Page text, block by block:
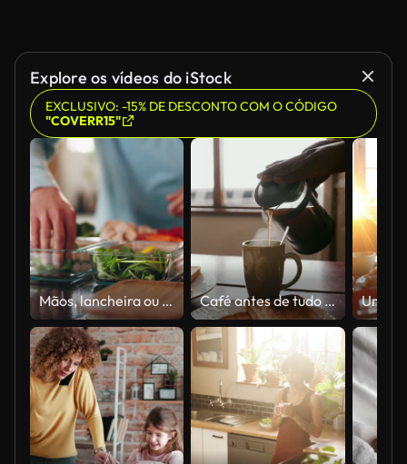
Explore os vídeos do iStock
EXCLUSIVO: -15% DE DESCONTO COM O CÓDIGO
"COVERR15"
Mãos, lancheira ou embalagem de alimentos para cozinhar salada, preparação de refeições ou nutrição vegana na cozinha. Legumes saudáveis, casa ou recipiente para armazenamento, ingredientes naturais ou pessoa com close-up de dieta orgânica Café antes de tudo o resto